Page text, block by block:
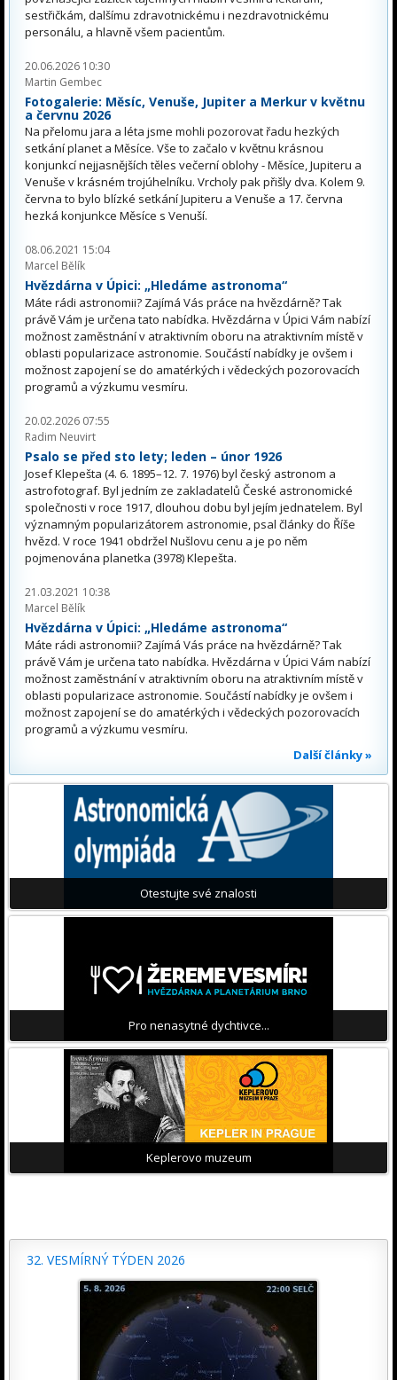
sestřičkám, dalšímu zdravotnickému i nezdravotnickému
personálu, a hlavně všem pacientům.
20.06.2026 10:30
Martin Gembec
Fotogalerie: Měsíc, Venuše, Jupiter a Merkur v květnu
a červnu 2026
Na přelomu jara a léta jsme mohli pozorovat řadu hezkých
setkání planet a Měsíce. Vše to začalo v květnu krásnou
konjunkcí nejjasnějších těles večerní oblohy - Měsíce, Jupiteru a
Venuše v krásném trojúhelníku. Vrcholy pak přišly dva. Kolem 9.
června to bylo blízké setkání Jupiteru a Venuše a 17. června
hezká konjunkce Měsíce s Venuší.
08.06.2021 15:04
Marcel Bělík
Hvězdárna v Úpici: „Hledáme astronoma“
Máte rádi astronomii? Zajímá Vás práce na hvězdárně? Tak
právě Vám je určena tato nabídka. Hvězdárna v Úpici Vám nabízí
možnost zaměstnání v atraktivním oboru na atraktivním místě v
oblasti popularizace astronomie. Součástí nabídky je ovšem i
možnost zapojení se do amatérkých i vědeckých pozorovacích
programů a výzkumu vesmíru.
20.02.2026 07:55
Radim Neuvirt
Psalo se před sto lety; leden – únor 1926
Josef Klepešta (4. 6. 1895–12. 7. 1976) byl český astronom a
astrofotograf. Byl jedním ze zakladatelů České astronomické
společnosti v roce 1917, dlouhou dobu byl jejím jednatelem. Byl
významným popularizátorem astronomie, psal články do Říše
hvězd. V roce 1941 obdržel Nušlovu cenu a je po něm
pojmenována planetka (3978) Klepešta.
21.03.2021 10:38
Marcel Bělík
Hvězdárna v Úpici: „Hledáme astronoma“
Máte rádi astronomii? Zajímá Vás práce na hvězdárně? Tak
právě Vám je určena tato nabídka. Hvězdárna v Úpici Vám nabízí
možnost zaměstnání v atraktivním oboru na atraktivním místě v
oblasti popularizace astronomie. Součástí nabídky je ovšem i
možnost zapojení se do amatérkých i vědeckých pozorovacích
programů a výzkumu vesmíru.
Další články »
Otestujte své znalosti
Pro nenasytné dychtivce...
Keplerovo muzeum
32. VESMÍRNÝ TÝDEN 2026